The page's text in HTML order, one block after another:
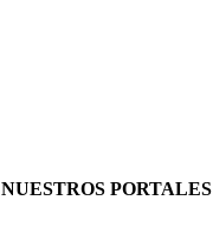
NUESTROS PORTALES